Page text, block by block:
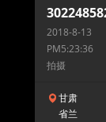
2018-8-13
PM5:23:36
拍摄
甘肃
省兰